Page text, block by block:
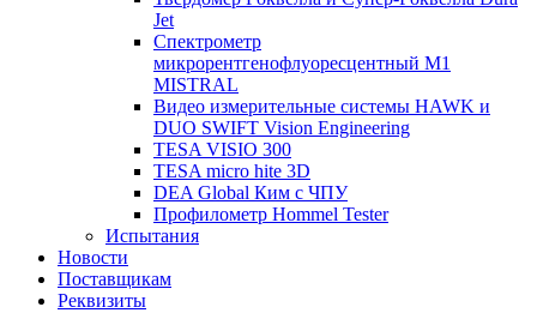
Jet
Спектрометр
микрорентгенофлуоресцентный М1
MISTRAL
Видео измерительные системы HAWK и
DUO SWIFT Vision Engineering
TESA VISIO 300
TESA micro hite 3D
DEA Global Ким с ЧПУ
Профилометр Hommel Tester
Испытания
Новости
Поставщикам
Реквизиты